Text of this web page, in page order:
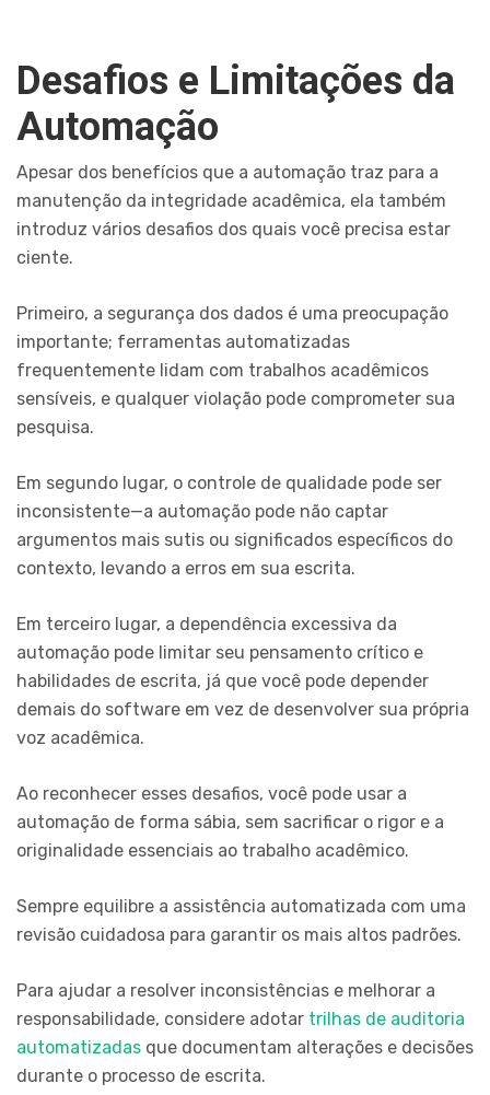
Desafios e Limitações da
Automação
Apesar dos benefícios que a automação traz para a
manutenção da integridade acadêmica, ela também
introduz vários desafios dos quais você precisa estar
ciente.
Primeiro, a segurança dos dados é uma preocupação
importante; ferramentas automatizadas
frequentemente lidam com trabalhos acadêmicos
sensíveis, e qualquer violação pode comprometer sua
pesquisa.
Em segundo lugar, o controle de qualidade pode ser
inconsistente—a automação pode não captar
argumentos mais sutis ou significados específicos do
contexto, levando a erros em sua escrita.
Em terceiro lugar, a dependência excessiva da
automação pode limitar seu pensamento crítico e
habilidades de escrita, já que você pode depender
demais do software em vez de desenvolver sua própria
voz acadêmica.
Ao reconhecer esses desafios, você pode usar a
automação de forma sábia, sem sacrificar o rigor e a
originalidade essenciais ao trabalho acadêmico.
Sempre equilibre a assistência automatizada com uma
revisão cuidadosa para garantir os mais altos padrões.
Para ajudar a resolver inconsistências e melhorar a
responsabilidade, considere adotar trilhas de auditoria
automatizadas que documentam alterações e decisões
durante o processo de escrita.